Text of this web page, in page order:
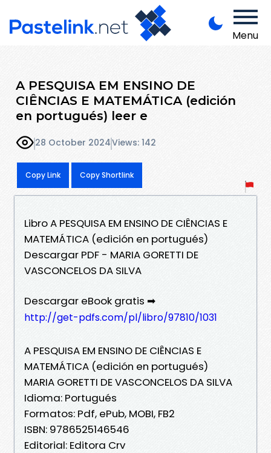
Menu
A PESQUISA EM ENSINO DE
CIÊNCIAS E MATEMÁTICA (edición
en portugués) leer e
28 October 2024Views: 142
Copy Link Copy Shortlink
Libro A PESQUISA EM ENSINO DE CIÊNCIAS E
MATEMÁTICA (edición en portugués)
Descargar PDF - MARIA GORETTI DE
VASCONCELOS DA SILVA
Descargar eBook gratis ➡
http://get-pdfs.com/pl/libro/97810/1031
A PESQUISA EM ENSINO DE CIÊNCIAS E
MATEMÁTICA (edición en portugués)
MARIA GORETTI DE VASCONCELOS DA SILVA
Idioma: Portugués
Formatos: Pdf, ePub, MOBI, FB2
ISBN: 9786525146546
Editorial: Editora Crv